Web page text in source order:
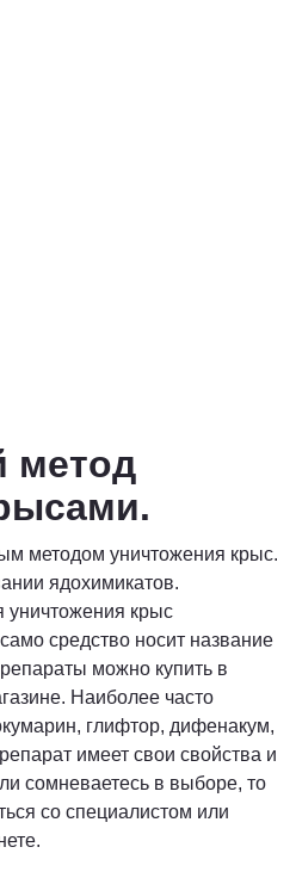
метод
методом уничтожения крыс.
ядохимикатов.
уничтожения крыс
средство носит название
можно купить в
Наиболее часто
глифтор, дифенакум,
имеет свои свойства и
сомневаетесь в выборе, то
со специалистом или